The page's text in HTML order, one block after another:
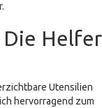
Helfer
Utensilien
hervorragend zum